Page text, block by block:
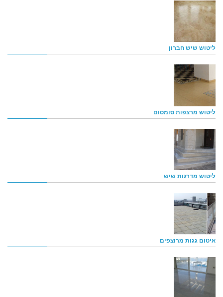
ליטוש שיש חברון
ליטוש מרצפות סומסום
ליטוש מדרגות שיש
איטום גגות מרוצפים